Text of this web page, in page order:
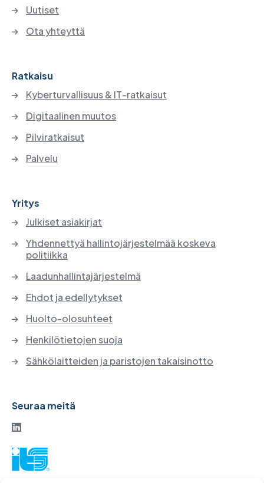
Uutiset
Ota yhteyttä
Ratkaisu
Kyberturvallisuus & IT-ratkaisut
Digitaalinen muutos
Pilviratkaisut
Palvelu
Yritys
Julkiset asiakirjat
Yhdennettyä hallintojärjestelmää koskeva
politiikka
Laadunhallintajärjestelmä
Ehdot ja edellytykset
Huolto-olosuhteet
Henkilötietojen suoja
Sähkölaitteiden ja paristojen takaisinotto
Seuraa meitä